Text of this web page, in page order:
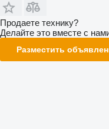
Продаете технику?
Делайте это вместе с
Разместить